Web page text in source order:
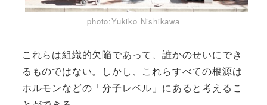
photo:Yukiko Nishikawa
これらは組織的欠陥であって、誰かのせいにでき
るものではない。しかし、これらすべての根源は
ホルモンなどの「分子レベル」にあると考えるこ